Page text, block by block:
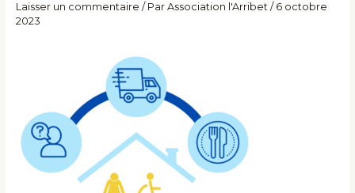
Laisser un commentaire / Par Association l'Arribet / 6 octobre
2023